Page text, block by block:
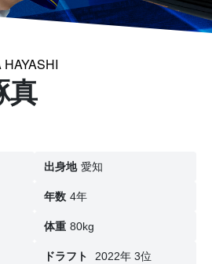
真
出身地 愛知
年数 4年
体重 80kg
ドラフト 2022年 3位